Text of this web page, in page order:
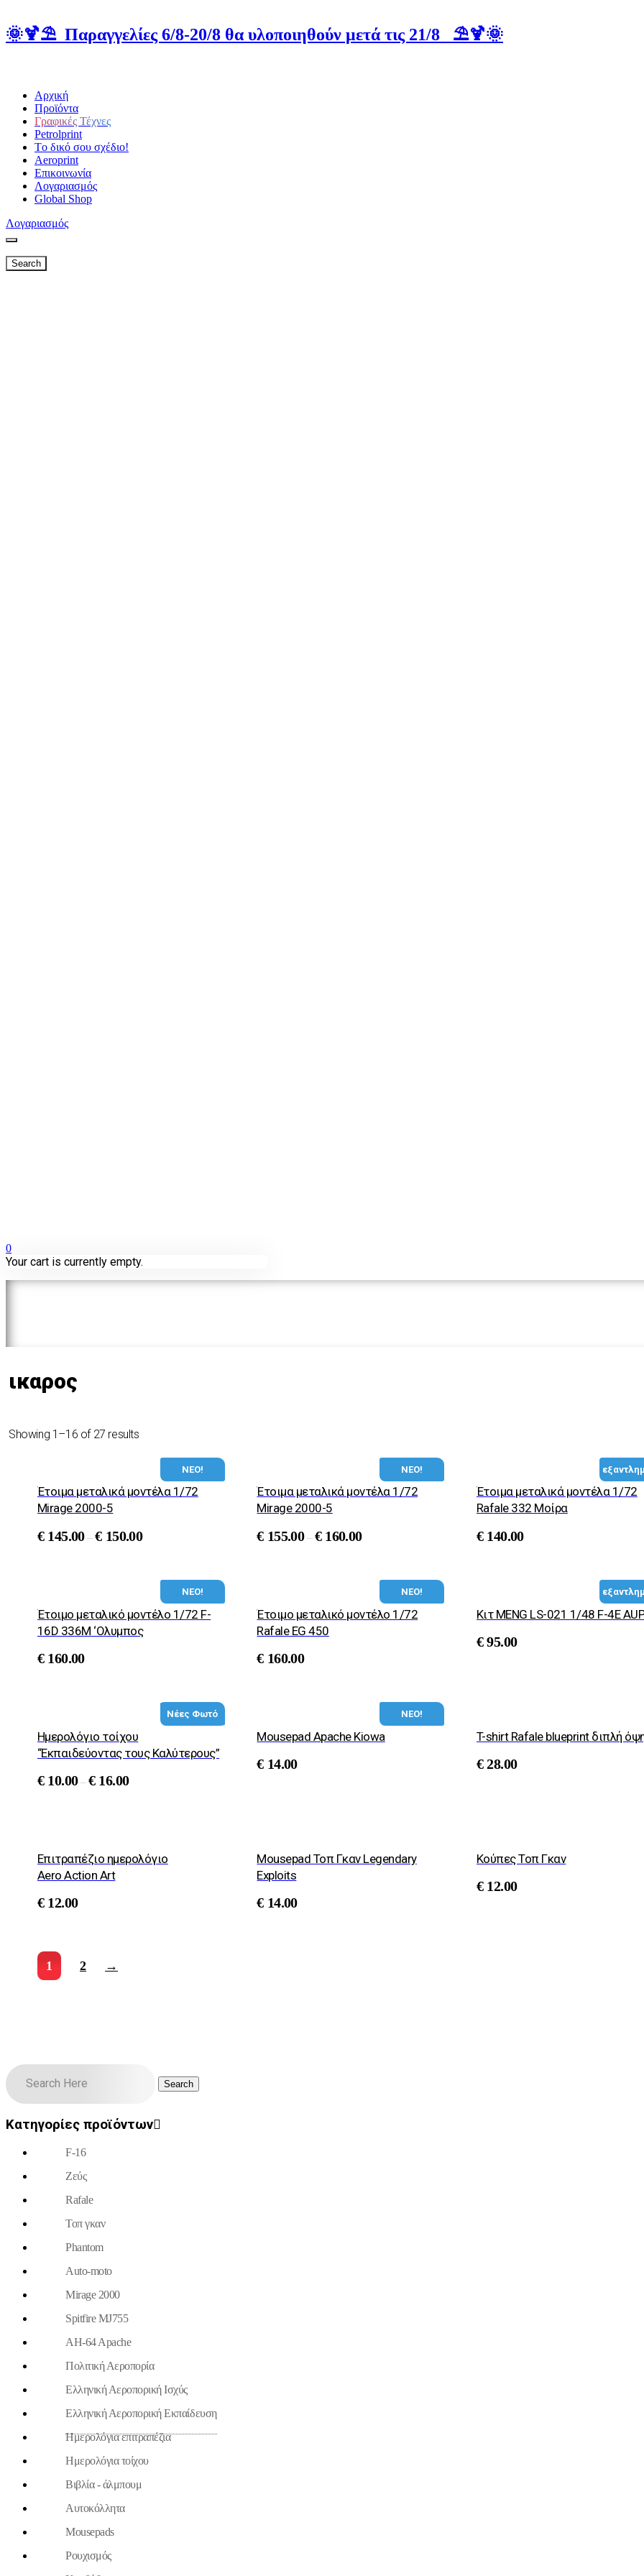
🌞🍹⛱️ Παραγγελίες 6/8-20/8 θα υλοποιηθούν μετά τις 21/8 ⛱️🍹🌞
Αρχική
Προϊόντα
Γραφικές Τέχνες
Petrolprint
Tο δικό σου σχέδιο!
Aeroprint
Επικοινωνία
Λογαριασμός
Global Shop
Λογαριασμός
0
Your cart is currently empty.
ικαρος
Showing 1–16 of 27 results
ΝΕΟ!
Έτοιμα μεταλικά μοντέλα 1/72
Mirage 2000-5
€ 145.00–€ 150.00
ΝΕΟ!
Έτοιμα μεταλικά μοντέλα 1/72
Mirage 2000-5
€ 155.00–€ 160.00
Έτοιμα μεταλικά μοντέλα 1/72
Rafale 332 Μοίρα
€ 140.00
ΝΕΟ!
Έτοιμο μεταλικό μοντέλο 1/72 F-
16D 336M ‘Ολυμπος
€ 160.00
ΝΕΟ!
Έτοιμο μεταλικό μοντέλο 1/72
Rafale EG 450
€ 160.00
Κιτ MENG LS-021 1/48 F-4E
€ 95.00
Νέες Φωτό
Ημερολόγιο τοίχου
“Εκπαιδεύοντας τους Καλύτερους”
€ 10.00–€ 16.00
ΝΕΟ!
Mousepad Apache Kiowa
€ 14.00
T-shirt Rafale blueprint διπλή
€ 28.00
Επιτραπέζιο ημερολόγιο
Aero Action Art
€ 12.00
Mousepad Τοπ Γκαν Legendary
Exploits
€ 14.00
Κούπες Τοπ Γκαν
€ 12.00
1 2 →
Κατηγορίες προϊόντων
F-16
Ζεύς
Rafale
Τοπ γκαν
Phantom
Auto-moto
Mirage 2000
Spitfire MJ755
AH-64 Apache
Πολιτική Αεροπορία
Ελληνική Αεροπορική Ισχύς
Ελληνική Αεροπορική Εκπαίδευση
Ημερολόγια επιτραπέζια
Ημερολόγια τοίχου
Βιβλία - άλμπουμ
Aυτοκόλλητα
Mousepads
Ρουχισμός